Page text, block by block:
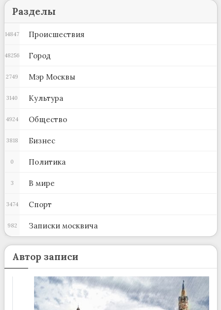
Разделы
Происшествия
14847
Город
48256
Мэр Москвы
2749
Культура
3140
Общество
4924
Бизнес
3818
Политика
0
В мире
3
Спорт
3474
Записки москвича
982
Автор записи